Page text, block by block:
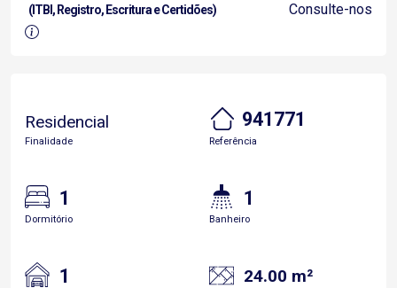
(ITBI, Registro, Escritura e Certidões) Consulte-nos
Residencial
Finalidade
941771
Referência
1
Dormitório
1
Banheiro
1 24.00 m²